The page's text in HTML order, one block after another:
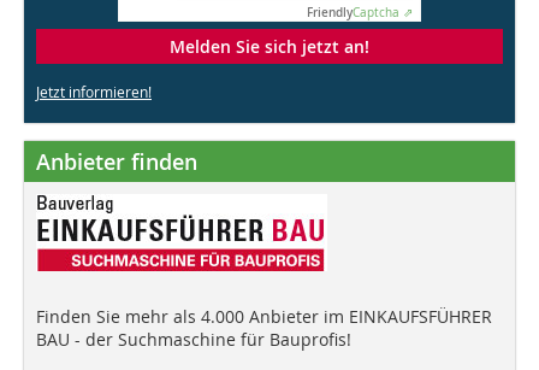
FriendlyCaptcha ⇗
Melden Sie sich jetzt an!
Jetzt informieren!
Anbieter finden
Finden Sie mehr als 4.000 Anbieter im EINKAUFSFÜHRER
BAU - der Suchmaschine für Bauprofis!